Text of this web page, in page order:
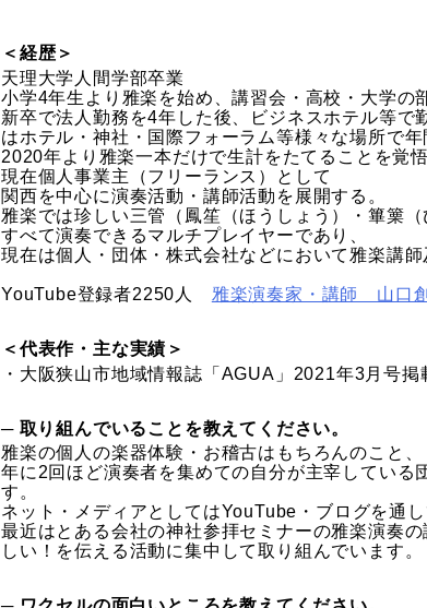
＜経歴＞
天理大学人間学部卒業
小学4年生より雅楽を始め、講習会・高校・大学の
新卒で法人勤務を4年した後、ビジネスホテル等
はホテル・神社・国際フォーラム等様々な場所で
2020年より雅楽一本だけで生計をたてることを覚悟
現在個人事業主（フリーランス）として
関西を中心に演奏活動・講師活動を展開する。
雅楽では珍しい三管（鳳笙（ほうしょう）・篳篥
すべて演奏できるマルチプレイヤーであり、
現在は個人・団体・株式会社などにおいて雅楽講師
YouTube登録者2250人 雅楽演奏家・講師 山口
＜代表作・主な実績＞
・大阪狭山市地域情報誌「AGUA」2021年3月号掲
─ 取り組んでいることを教えてください。
雅楽の個人の楽器体験・お稽古はもちろんのこと、
年に2回ほど演奏者を集めての自分が主宰している
す。
ネット・メディアとしてはYouTube・ブログを通し
最近はとある会社の神社参拝セミナーの雅楽演奏
しい！を伝える活動に集中して取り組んでいます。